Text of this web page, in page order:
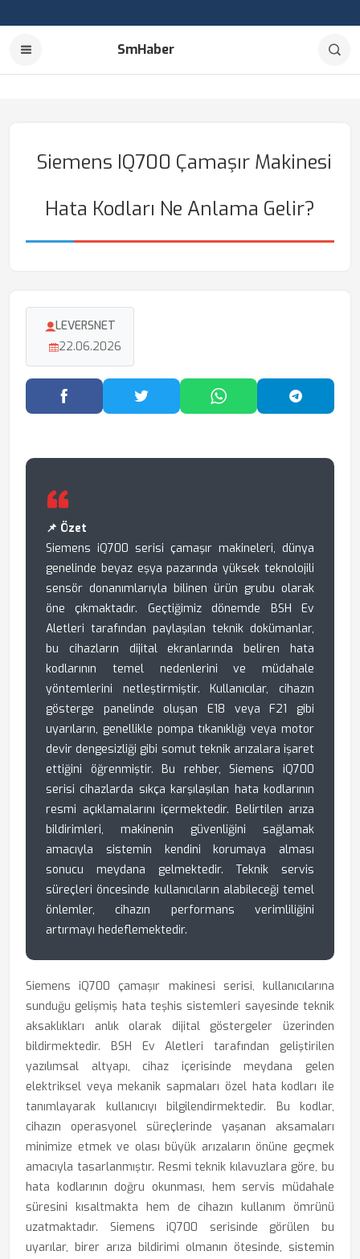
SmHaber
Siemens IQ700 Çamaşır Makinesi
Hata Kodları Ne Anlama Gelir?
LEVERSNET
22.06.2026
Facebook'ta PaylaşTwitter'da PaylaşWhatsApp'ta Paylaş
📌 Özet
Siemens iQ700 serisi çamaşır makineleri, dünya
genelinde beyaz eşya pazarında yüksek teknolojili
sensör donanımlarıyla bilinen ürün grubu olarak
öne çıkmaktadır. Geçtiğimiz dönemde BSH Ev
Aletleri tarafından paylaşılan teknik dokümanlar,
bu cihazların dijital ekranlarında beliren hata
kodlarının temel nedenlerini ve müdahale
yöntemlerini netleştirmiştir. Kullanıcılar, cihazın
gösterge panelinde oluşan E18 veya F21 gibi
uyarıların, genellikle pompa tıkanıklığı veya motor
devir dengesizliği gibi somut teknik arızalara işaret
ettiğini öğrenmiştir. Bu rehber, Siemens iQ700
serisi cihazlarda sıkça karşılaşılan hata kodlarının
resmi açıklamalarını içermektedir. Belirtilen arıza
bildirimleri, makinenin güvenliğini sağlamak
amacıyla sistemin kendini korumaya alması
sonucu meydana gelmektedir. Teknik servis
süreçleri öncesinde kullanıcıların alabileceği temel
önlemler, cihazın performans verimliliğini
artırmayı hedeflemektedir.
Siemens iQ700 çamaşır makinesi serisi, kullanıcılarına
sunduğu gelişmiş hata teşhis sistemleri sayesinde teknik
aksaklıkları anlık olarak dijital göstergeler üzerinden
bildirmektedir. BSH Ev Aletleri tarafından geliştirilen
yazılımsal altyapı, cihaz içerisinde meydana gelen
elektriksel veya mekanik sapmaları özel hata kodları ile
tanımlayarak kullanıcıyı bilgilendirmektedir. Bu kodlar,
cihazın operasyonel süreçlerinde yaşanan aksamaları
minimize etmek ve olası büyük arızaların önüne geçmek
amacıyla tasarlanmıştır. Resmi teknik kılavuzlara göre, bu
hata kodlarının doğru okunması, hem servis müdahale
süresini kısaltmakta hem de cihazın kullanım ömrünü
uzatmaktadır. Siemens iQ700 serisinde görülen bu
uyarılar, birer arıza bildirimi olmanın ötesinde, sistemin